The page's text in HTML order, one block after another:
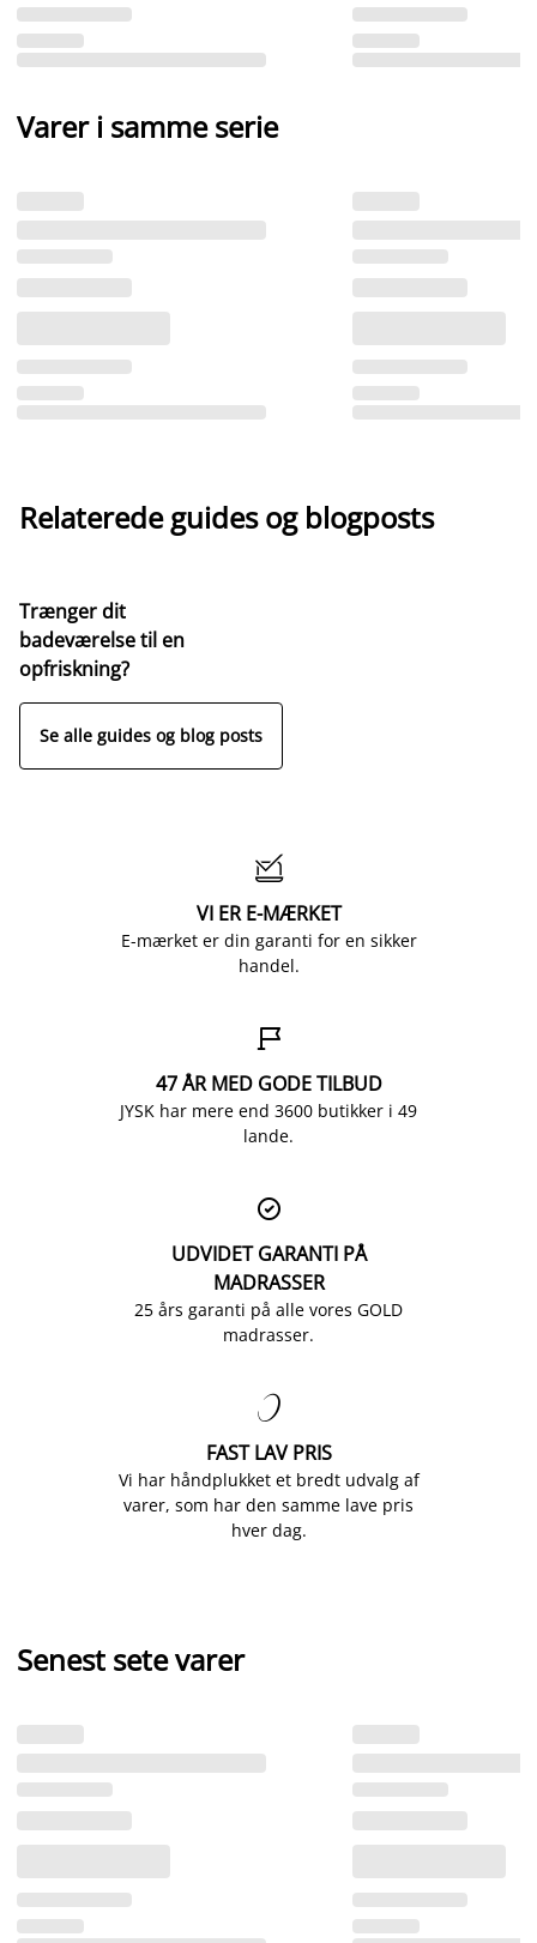
Varer i samme serie
Relaterede guides og blogposts
Trænger dit
badeværelse til en
opfriskning?
Se alle guides og blog posts

VI ER E-MÆRKET
E-mærket er din garanti for en sikker
handel.

47 ÅR MED GODE TILBUD
JYSK har mere end 3600 butikker i 49
lande.

UDVIDET GARANTI PÅ
MADRASSER
25 års garanti på alle vores GOLD
madrasser.

FAST LAV PRIS
Vi har håndplukket et bredt udvalg af
varer, som har den samme lave pris
hver dag.
Senest sete varer